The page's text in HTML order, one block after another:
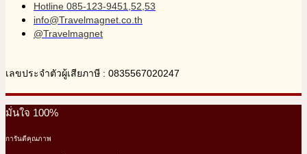
Hotline 085-123-9451,52,53
info@Travelmagnet.co.th
@Travelmagnet
เลขประจำตัวผู้เสียภาษี : 0835567020247
มั่นใจ 100%
การันตีคุณภาพ